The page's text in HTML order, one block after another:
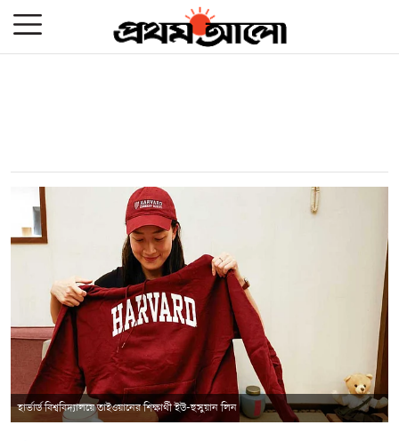
হার্ভার্ড বিশ্ববিদ্যালয়ে তাইওয়ানের শিক্ষার্থী ইউ-হুসুয়ান লিন